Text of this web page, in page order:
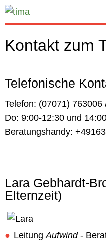
zum
Hauptinhalt
Seite
Kontakt zum
Telefonische
Telefon: (07071) 763006
Do: 9:00-12:30 und
Beratungshandy:
Lara Gebhardt-
Elternzeit)
LeitungAufwind-